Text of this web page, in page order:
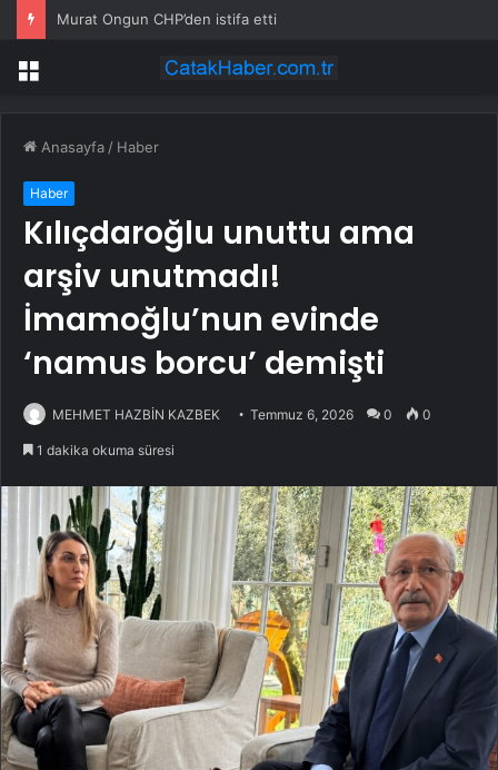
Murat Ongun CHP’den istifa etti
Menü
Anasayfa / Haber
Haber
Kılıçdaroğlu unuttu ama
arşiv unutmadı!
İmamoğlu’nun evinde
‘namus borcu’ demişti
MEHMET HAZBİN KAZBEK Temmuz 6, 2026 0 0
1 dakika okuma süresi